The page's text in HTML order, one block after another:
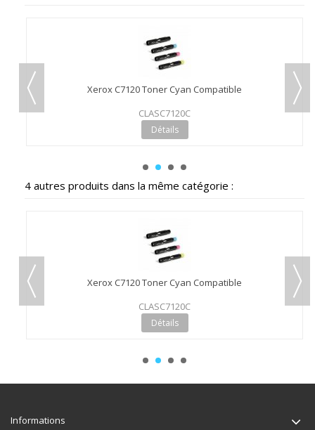
Xerox C7120 Toner Cyan Compatible
CLASC7120C
Détails
4 autres produits dans la même catégorie :
Xerox C7120 Toner Cyan Compatible
CLASC7120C
Détails
Informations